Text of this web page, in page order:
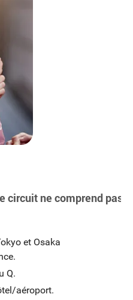
/ Miyajima /
(via Kyoto), ville de la
de spécialités :
l’île de Miyajima, l’un
très célèbre pour son
la mer et visite du
de la Paix et du
(via Okayama).
Visite du jardin Ritsurin,
siècle). Dégustation de
circuit ne comprend pas
et Osaka
Q.
aéroport.